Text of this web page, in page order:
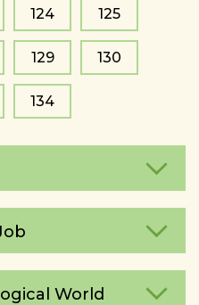
124 125
129 130
134
World